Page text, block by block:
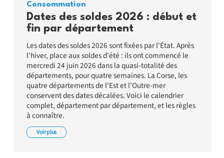
Consommation
Dates des soldes 2026 : début et
fin par département
Les dates des soldes 2026 sont fixées par l'État. Après
l'hiver, place aux soldes d'été : ils ont commencé le
mercredi 24 juin 2026 dans la quasi-totalité des
départements, pour quatre semaines. La Corse, les
quatre départements de l'Est et l'Outre-mer
conservent des dates décalées. Voici le calendrier
complet, département par département, et les règles
à connaître.
Voir plus